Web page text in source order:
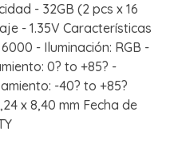
- 32GB (2 pcs x 16
- 1.35V Características
- Iluminación: RGB -
0? to +85? -
-40? to +85?
x 8,40 mm Fecha de